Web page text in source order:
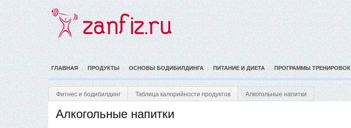
ГЛАВНАЯ ПРОДУКТЫ ОСНОВЫ БОДИБИЛДИНГА ПИТАНИЕ И ДИЕТА ПРОГРАММЫ ТРЕНИРОВОК
Фитнес и бодибилдинг Таблица калорийности продуктов Алкогольные напитки
Алкогольные напитки